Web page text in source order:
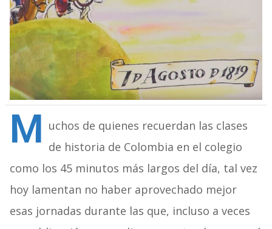
M uchos de quienes recuerdan las clases
de historia de Colombia en el colegio
como los 45 minutos más largos del día, tal vez
hoy lamentan no haber aprovechado mejor
esas jornadas durante las que, incluso a veces